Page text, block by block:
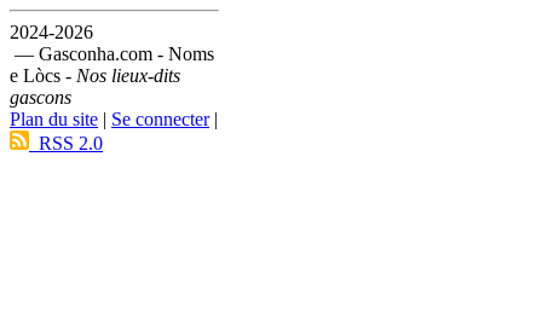
2024-2026
— Gasconha.com - Noms
e Lòcs - Nos lieux-dits
gascons
Plan du site | Se connecter|
RSS 2.0